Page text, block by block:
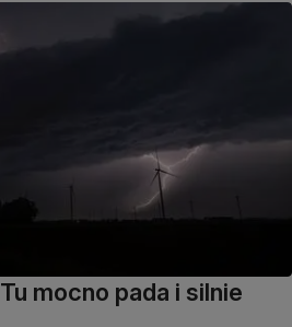
mocno pada i silnie